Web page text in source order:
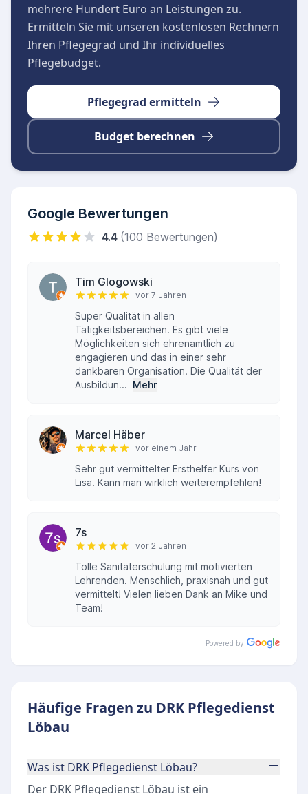
mehrere Hundert Euro an Leistungen zu.
Ermitteln Sie mit unseren kostenlosen Rechnern
Ihren Pflegegrad und Ihr individuelles
Pflegebudget.
Pflegegrad ermitteln
Budget berechnen
Google Bewertungen
4.4 (100 Bewertungen)
Tim Glogowski
vor 7 Jahren
Super Qualität in allen
Tätigkeitsbereichen. Es gibt viele
Möglichkeiten sich ehrenamtlich zu
engagieren und das in einer sehr
dankbaren Organisation. Die Qualität der
Ausbildun... Mehr
Marcel Häber
vor einem Jahr
Sehr gut vermittelter Ersthelfer Kurs von
Lisa. Kann man wirklich weiterempfehlen!
7s
vor 2 Jahren
Tolle Sanitäterschulung mit motivierten
Lehrenden. Menschlich, praxisnah und gut
vermittelt! Vielen lieben Dank an Mike und
Team!
Powered by
Häufige Fragen zu DRK Pflegedienst
Löbau
Was ist DRK Pflegedienst Löbau?
Der DRK Pflegedienst Löbau ist ein